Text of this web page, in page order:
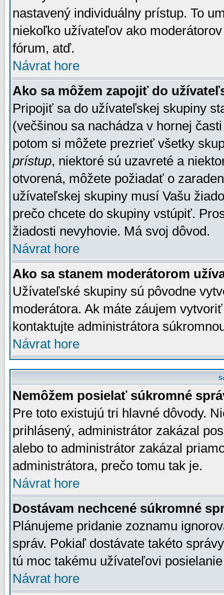
nastavený individuálny prístup. To
niekoľko užívateľov ako
fórum, atď.
Návrat hore
Ako sa môžem zapojiť do
Pripojiť sa do užívateľskej skupiny
(večšinou sa nachádza v hornej
potom si môžete prezrieť všetky
prístup, niektoré sú uzavreté a
otvorená, môžete požiadať o
užívateľskej skupiny musí Vašu
prečo chcete do skupiny vstúpiť.
žiadosti nevyhovie. Má svoj dôvod.
Návrat hore
Ako sa stanem moderátorom
Užívateľské skupiny sú pôvodne
moderátora. Ak máte záujem
kontaktujte administrátora
Návrat hore
Nemôžem posielať súkromné
Pre toto existujú tri hlavné dôvody.
prihlásený, administrátor zakázal
alebo to administrátor zakázal
administrátora, prečo tomu tak je.
Návrat hore
Dostávam nechcené súkromné
Plánujeme pridanie zoznamu
správ. Pokiaľ dostávate takéto
tú moc takému užívateľovi
Návrat hore